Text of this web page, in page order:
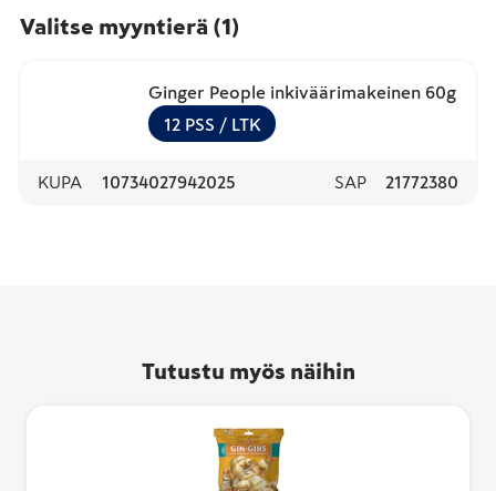
Valitse myyntierä (1 )
Ginger People inkiväärimakeinen 60g
12 PSS / LTK
KUPA 10734027942025 SAP 21772380
Tutustu myös näihin